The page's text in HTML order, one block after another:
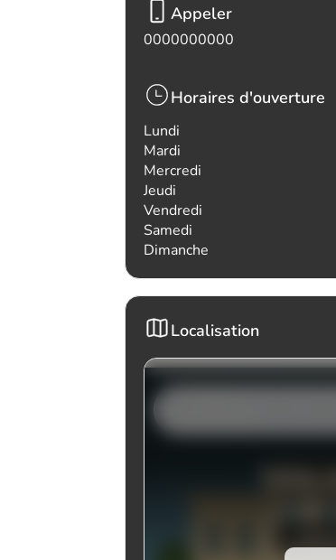
Appeler
0000000000
Horaires d'ouverture
Lundi
Mardi
Mercredi
Jeudi
Vendredi
Samedi
Dimanche
Localisation